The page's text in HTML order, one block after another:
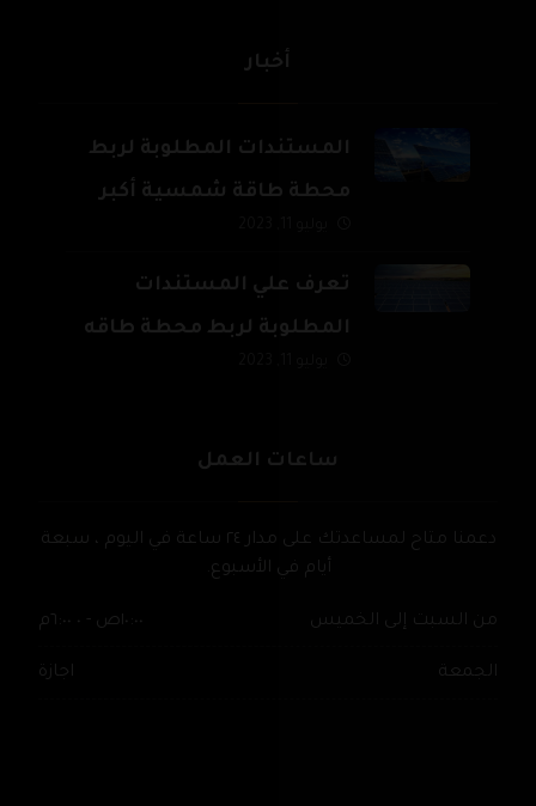
أخبار
المستندات المطلوبة لربط
محطة طاقة شمسية أكبر
تعرف علي المستندات
المطلوبة لربط محطة طاقه
ساعات العمل
دعمنا متاح لمساعدتك على مدار ٢٤ ساعة في اليوم ، سبعة
أيام في الأسبوع.
من السبت إلى الخميس ١٠:٠٠ص - ٠ ٦:٠٠م
الجمعة اجازة